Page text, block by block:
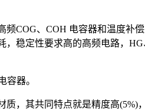
、COH 电容器和温度补偿
稳定性要求高的高频电路，
器。
，其共同特点就是精度高(5%)